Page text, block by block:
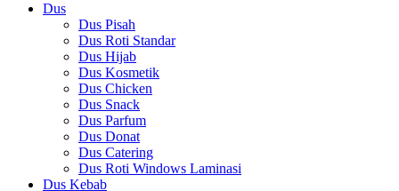
Dus
Dus Pisah
Dus Roti Standar
Dus Hijab
Dus Kosmetik
Dus Chicken
Dus Snack
Dus Parfum
Dus Donat
Dus Catering
Dus Roti Windows Laminasi
Dus Kebab